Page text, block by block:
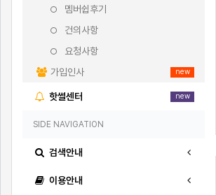
멤버쉽후기
건의사항
요청사항
new
가입인사
핫썰센터 new
SIDE NAVIGATION
검색안내
이용안내